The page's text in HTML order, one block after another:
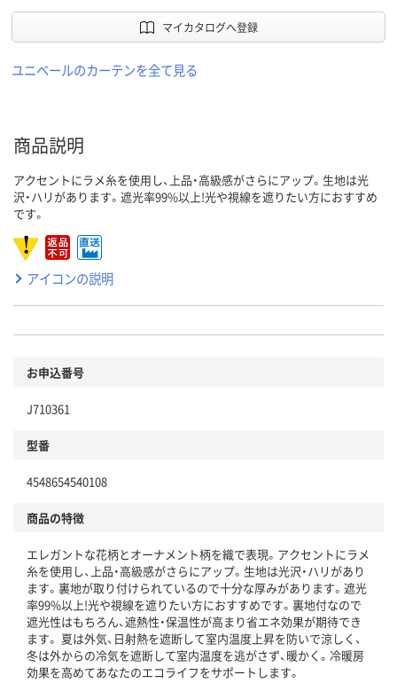
マイカタログへ登録
ユニベールのカーテンを全て見る
商品説明
アクセントにラメ糸を使用し、上品・高級感がさらにアップ。生地は光
沢・ハリがあります。遮光率99%以上!光や視線を遮りたい方におすすめ
です。
アイコンの説明
お申込番号
J710361
型番
4548654540108
商品の特徴
エレガントな花柄とオーナメント柄を織で表現。アクセントにラメ
糸を使用し、上品・高級感がさらにアップ。生地は光沢・ハリがあり
ます。裏地が取り付けられているので十分な厚みがあります。遮光
率99%以上!光や視線を遮りたい方におすすめです。裏地付なので
遮光性はもちろん、遮熱性・保温性が高まり省エネ効果が期待でき
ます。 夏は外気、日射熱を遮断して室内温度上昇を防いで涼しく、
冬は外からの冷気を遮断して室内温度を逃がさず、暖かく。冷暖房
効果を高めてあなたのエコライフをサポートします。